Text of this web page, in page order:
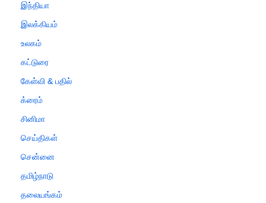
இந்தியா
இலக்கியம்
உலகம்
கட்டுரை
கேள்வி & பதில்
க்ரைம்
சினிமா
செய்திகள்
சென்னை
தமிழ்நாடு
தலையங்கம்